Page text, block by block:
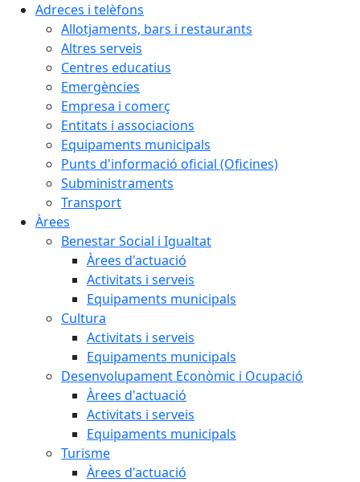
Adreces i telèfons
Allotjaments, bars i restaurants
Altres serveis
Centres educatius
Emergències
Empresa i comerç
Entitats i associacions
Equipaments municipals
Punts d'informació oficial (Oficines)
Subministraments
Transport
Àrees
Benestar Social i Igualtat
Àrees d'actuació
Activitats i serveis
Equipaments municipals
Cultura
Activitats i serveis
Equipaments municipals
Desenvolupament Econòmic i Ocupació
Àrees d'actuació
Activitats i serveis
Equipaments municipals
Turisme
Àrees d'actuació